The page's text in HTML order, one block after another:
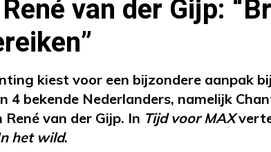
van der Gijp:
kiest voor een bijzondere aanpak
bekende Nederlanders, namelijk
René van der Gijp. In Tijd voor MAX
het wild.